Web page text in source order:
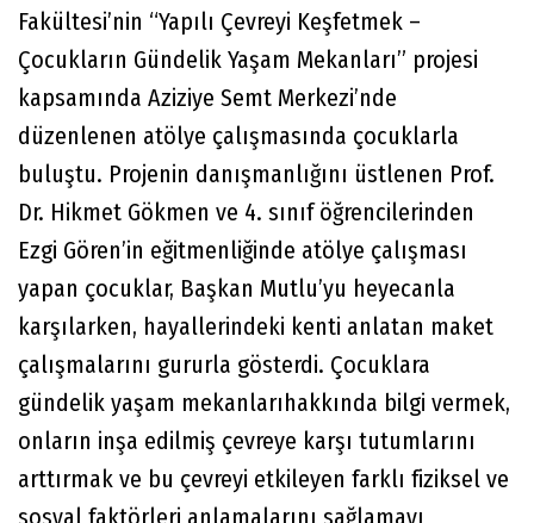
Fakültesi’nin “Yapılı Çevreyi Keşfetmek –
Çocukların Gündelik Yaşam Mekanları” projesi
kapsamında Aziziye Semt Merkezi’nde
düzenlenen atölye çalışmasında çocuklarla
buluştu. Projenin danışmanlığını üstlenen Prof.
Dr. Hikmet Gökmen ve 4. sınıf öğrencilerinden
Ezgi Gören’in eğitmenliğinde atölye çalışması
yapan çocuklar, Başkan Mutlu’yu heyecanla
karşılarken, hayallerindeki kenti anlatan maket
çalışmalarını gururla gösterdi. Çocuklara
gündelik yaşam mekanlarıhakkında bilgi vermek,
onların inşa edilmiş çevreye karşı tutumlarını
arttırmak ve bu çevreyi etkileyen farklı fiziksel ve
sosyal faktörleri anlamalarını sağlamayı